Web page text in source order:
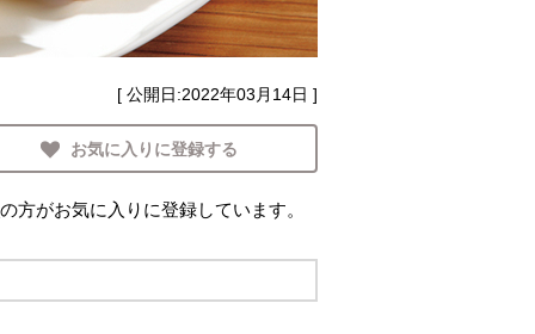
[ 公開日:2022年03月14日 ]
お気に入りに登録する
の方がお気に入りに登録しています。